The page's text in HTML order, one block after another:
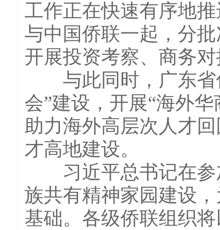
工作正在快速有序地
与中国侨联一起，分
开展投资考察、商务
与此同时，广东省
会”建设，开展“海外
助力海外高层次人才
才高地建设。
习近平总书记在参
族共有精神家园建设
基础。各级侨联组织